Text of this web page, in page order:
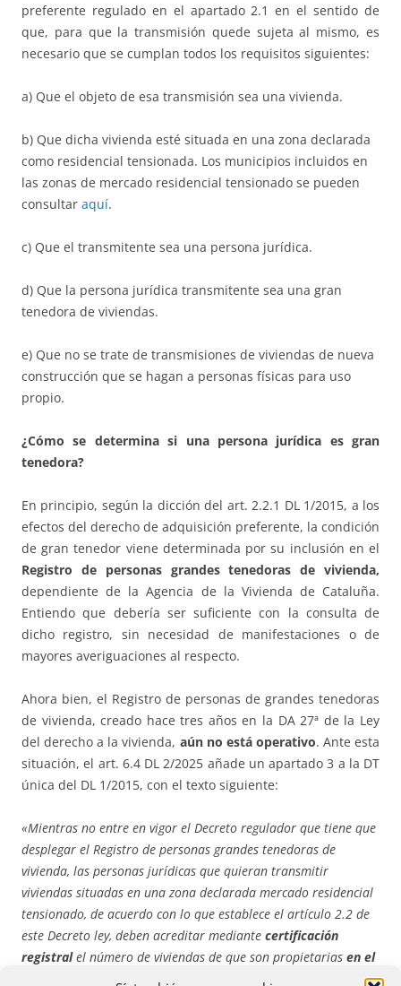
preferente regulado en el apartado 2.1 en el sentido de
que, para que la transmisión quede sujeta al mismo, es
necesario que se cumplan todos los requisitos siguientes:
a) Que el objeto de esa transmisión sea una vivienda.
b) Que dicha vivienda esté situada en una zona declarada
como residencial tensionada. Los municipios incluidos en
las zonas de mercado residencial tensionado se pueden
consultar aquí.
c) Que el transmitente sea una persona jurídica.
d) Que la persona jurídica transmitente sea una gran
tenedora de viviendas.
e) Que no se trate de transmisiones de viviendas de nueva
construcción que se hagan a personas físicas para uso
propio.
¿Cómo se determina si una persona jurídica es gran
tenedora?
En principio, según la dicción del art. 2.2.1 DL 1/2015, a los
efectos del derecho de adquisición preferente, la condición
de gran tenedor viene determinada por su inclusión en el
Registro de personas grandes tenedoras de vivienda,
dependiente de la Agencia de la Vivienda de Cataluña.
Entiendo que debería ser suficiente con la consulta de
dicho registro, sin necesidad de manifestaciones o de
mayores averiguaciones al respecto.
Ahora bien, el Registro de personas de grandes tenedoras
de vivienda, creado hace tres años en la DA 27ª de la Ley
del derecho a la vivienda, aún no está operativo. Ante esta
situación, el art. 6.4 DL 2/2025 añade un apartado 3 a la DT
única del DL 1/2015, con el texto siguiente:
«Mientras no entre en vigor el Decreto regulador que tiene que
desplegar el Registro de personas grandes tenedoras de
vivienda, las personas jurídicas que quieran transmitir
viviendas situadas en una zona declarada mercado residencial
tensionado, de acuerdo con lo que establece el artículo 2.2 de
este Decreto ley, deben acreditar mediante certificación
registralel número de viviendas de que son propietarias en el
momento de formalizar la escritura de compraventa